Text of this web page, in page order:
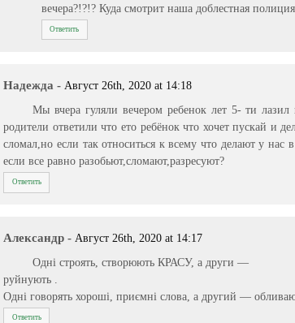
вечера?!?!? Куда смотрит наша доблестная
Ответить
Надежда - Август 26th, 2020 at 14:18
Мы вчера гуляли вечером ребенок лет 5- ти
родители ответили что ето ребёнок что хочет пускай и
сломал,но если так относиться к всему что делают у нас
если все равно разобьют,сломают,разресуют?
Ответить
Александр - Август 26th, 2020 at 14:17
Одні строять, створюють КРАСУ, а други —
руйнують .
Одні говорять хороші, приємні слова, а другий —
Ответить